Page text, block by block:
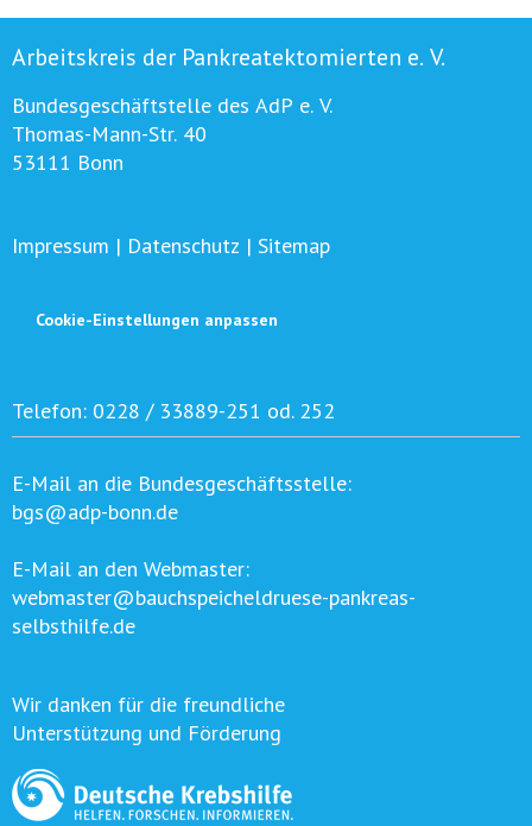
Arbeitskreis der Pankreatektomierten e. V.
Bundesgeschäftstelle des AdP e. V.
Thomas-Mann-Str. 40
53111 Bonn
Impressum | Datenschutz | Sitemap
Cookie-Einstellungen anpassen
Telefon: 0228 / 33889-251 od. 252
E-Mail an die Bundesgeschäftsstelle:
bgs@adp-bonn.de
E-Mail an den Webmaster:
webmaster@bauchspeicheldruese-pankreas-
selbsthilfe.de
Wir danken für die freundliche
Unterstützung und Förderung